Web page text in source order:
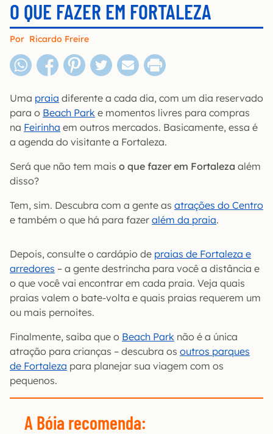
O QUE FAZER EM FORTALEZA
Por Ricardo Freire
Uma praia diferente a cada dia, com um dia reservado
para o Beach Park e momentos livres para compras
na Feirinha em outros mercados. Basicamente, essa é
a agenda do visitante a Fortaleza.
Será que não tem mais o que fazer em Fortaleza além
disso?
Tem, sim. Descubra com a gente as atrações do Centro
e também o que há para fazer além da praia.
Depois, consulte o cardápio de praias de Fortaleza e
arredores – a gente destrincha para você a distância e
o que você vai encontrar em cada praia. Veja quais
praias valem o bate-volta e quais praias requerem um
ou mais pernoites.
Finalmente, saiba que o Beach Park não é a única
atração para crianças – descubra os outros parques
de Fortaleza para planejar sua viagem com os
pequenos.
A Bóia recomenda: